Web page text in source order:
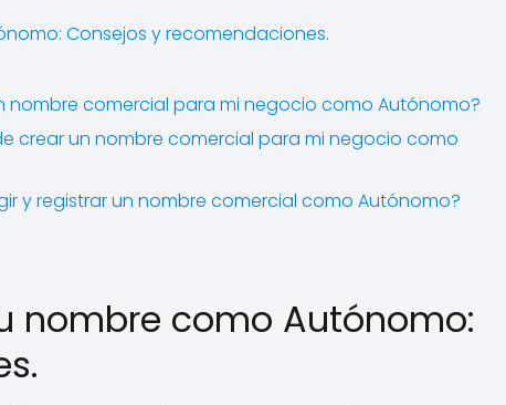
Consejos y recomendaciones.
nombre comercial para mi negocio como Autónomo?
crear un nombre comercial para mi negocio como
y registrar un nombre comercial como Autónomo?
nombre como Autónomo: